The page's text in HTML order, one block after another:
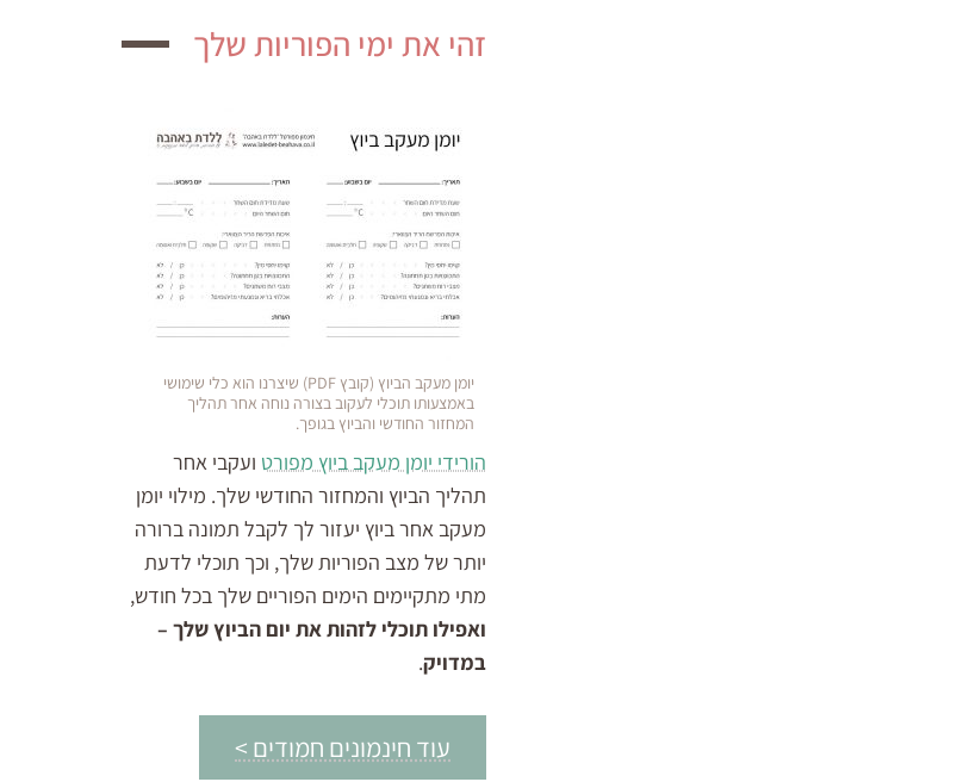
זהי את ימי הפוריות שלך
יומן מעקב הביוץ (קובץ PDF) שיצרנו הוא כלי שימושי
באמצעותו תוכלי לעקוב בצורה נוחה אחר תהליך
המחזור החודשי והביוץ בגופך.
הורידי יומן מעקב ביוץ מפורט ועקבי אחר
תהליך הביוץ והמחזור החודשי שלך. מילוי יומן
מעקב אחר ביוץ יעזור לך לקבל תמונה ברורה
יותר של מצב הפוריות שלך, וכך תוכלי לדעת
מתי מתקיימים הימים הפוריים שלך בכל חודש,
ואפילו תוכלי לזהות את יום הביוץ שלך –
במדויק.
עוד חינמונים חמודים >